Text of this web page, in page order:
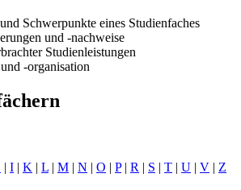
Schwerpunkte eines Studienfaches
und -nachweise
Studienleistungen
-organisation
| I | K | L | M | N | O | P| R | S | T | U | V | Z